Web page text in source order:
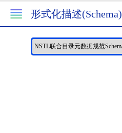
形式化描述(Schema)